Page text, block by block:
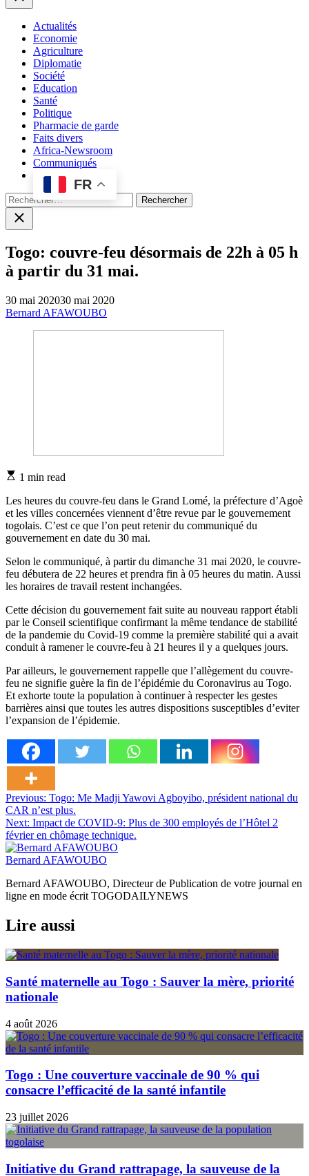
Actualités
Economie
Agriculture
Diplomatie
Société
Education
Santé
Politique
Pharmacie de garde
Faits divers
Africa-Newsroom
Communiqués
FR
Rechercher :
Close
search
Togo: couvre-feu désormais de 22h à 05 h
à partir du 31 mai.
30 mai 202030 mai 2020
Bernard AFAWOUBO
Estimated
time
1 min read
Les heures du couvre-feu dans le Grand Lomé, la préfecture d’Agoè
et les villes concernées viennent d’être revue par le gouvernement
togolais. C’est ce que l’on peut retenir du communiqué du
gouvernement en date du 30 mai.
Selon le communiqué, à partir du dimanche 31 mai 2020, le couvre-
feu débutera de 22 heures et prendra fin à 05 heures du matin. Aussi
les horaires de travail restent inchangées.
Cette décision du gouvernement fait suite au nouveau rapport établi
par le Conseil scientifique confirmant la même tendance de stabilité
de la pandemie du Covid-19 comme la première stabilité qui a avait
conduit à ramener le couvre-feu à 21 heures il y a quelques jours.
Par ailleurs, le gouvernement rappelle que l’allègement du couvre-
feu ne signifie guère la fin de l’épidémie du Coronavirus au Togo.
Et exhorte toute la population à continuer à respecter les gestes
barrières ainsi que toutes les autres dispositions susceptibles d’eviter
l’expansion de l’épidemie.
Navigation
de
l’article
Previous: Togo: Me Madji Yawovi Agboyibo, président national du
CAR n’est plus.
Next: Impact de COVID-9: Plus de 300 employés de l’Hôtel 2
février en chômage technique.
Bernard AFAWOUBO
Bernard AFAWOUBO, Directeur de Publication de votre journal en
ligne en mode écrit TOGODAILYNEWS
Lire aussi
Santé maternelle au Togo : Sauver la mère, priorité
nationale
4 août 2026
Togo : Une couverture vaccinale de 90 % qui
consacre l’efficacité de la santé infantile
23 juillet 2026
Initiative du Grand rattrapage, la sauveuse de la